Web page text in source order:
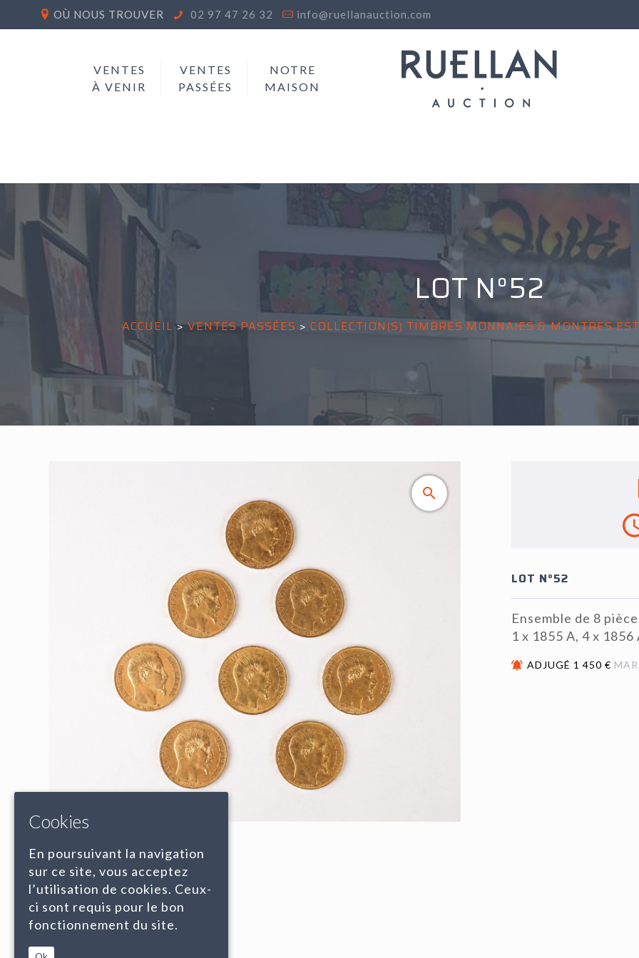
OÙ NOUS TROUVER 02 97 47 26 32 info@ruellanauction.com
VENTES
À VENIR
VENTES
PASSÉES
NOTRE
MAISON
LOT N°52
ACCUEIL>VENTES PASSÉES > COLLECTION(S) TIMBRES MONNAIES & MONTRES
LOT N°52
Ensemble de 8
1 x 1855 A, 4 x
ADJUGÉ 1 450 €
Cookies
En poursuivant la navigation
sur ce site, vous acceptez
l’utilisation de cookies. Ceux-
ci sont requis pour le bon
fonctionnement du site.